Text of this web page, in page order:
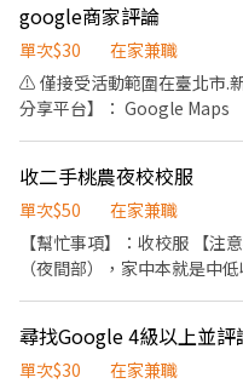
示，無法支付酬勞。 4.匯款不
google商家評論
單次$30
在家兼職
⚠️ 僅接受活動範圍在臺北市.新北
分享平台】： Google Maps
才提供商家資訊 3.評論永久
論一則以上請勿接此任務 5.
成立即付款 【評論酬勞】： 在地嚮導4級以上(五星+貼上文案)：
$20/則，FB.IG同時追蹤
收二手桃農夜校校服
單次$50
在家兼職
【幫忙事項】：收校服 【注
（夜間部），家中本就是中
單次$30
在家兼職